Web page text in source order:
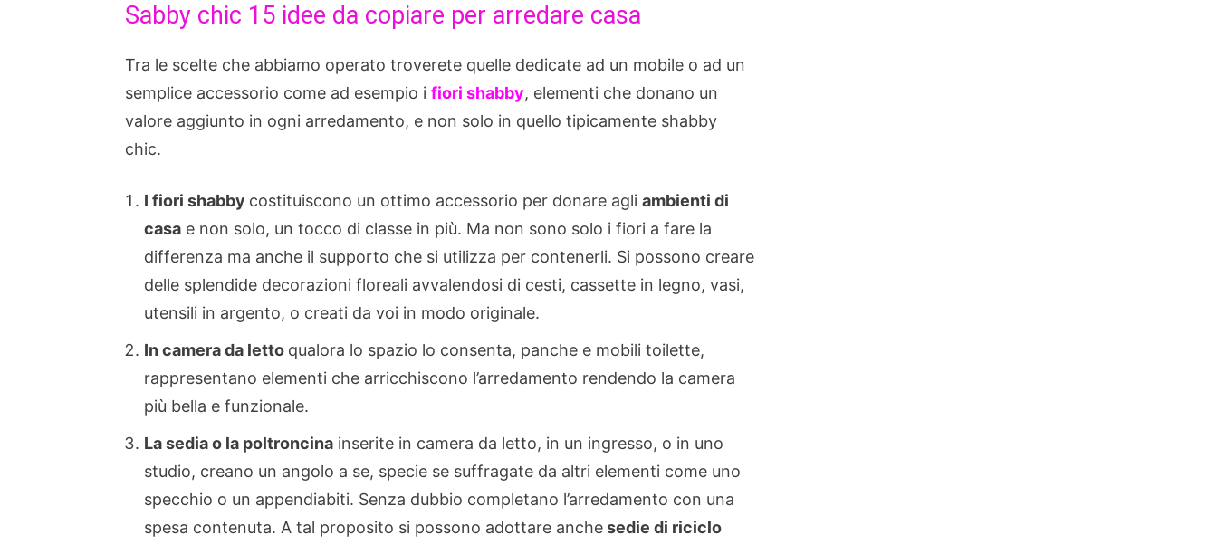
Sabby chic 15 idee da copiare per arredare casa
Tra le scelte che abbiamo operato troverete quelle dedicate ad un mobile o ad un
semplice accessorio come ad esempio i fiori shabby, elementi che donano un
valore aggiunto in ogni arredamento, e non solo in quello tipicamente shabby
chic.
I fiori shabby costituiscono un ottimo accessorio per donare agli ambienti di
casa e non solo, un tocco di classe in più. Ma non sono solo i fiori a fare la
differenza ma anche il supporto che si utilizza per contenerli. Si possono creare
delle splendide decorazioni floreali avvalendosi di cesti, cassette in legno, vasi,
utensili in argento, o creati da voi in modo originale.
In camera da letto qualora lo spazio lo consenta, panche e mobili toilette,
rappresentano elementi che arricchiscono l’arredamento rendendo la camera
più bella e funzionale.
La sedia o la poltroncina inserite in camera da letto, in un ingresso, o in uno
studio, creano un angolo a se, specie se suffragate da altri elementi come uno
specchio o un appendiabiti. Senza dubbio completano l’arredamento con una
spesa contenuta. A tal proposito si possono adottare anchesedie di riciclo